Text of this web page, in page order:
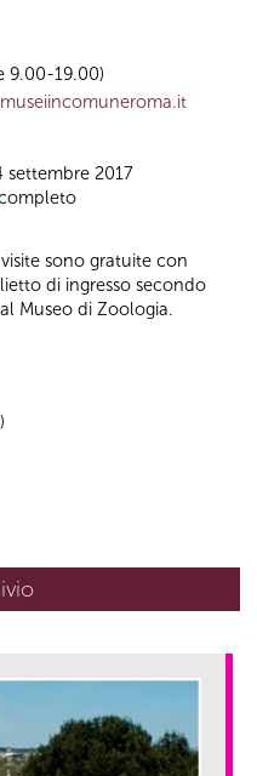
9.00-19.00)
settembre 2017
sono gratuite con
di ingresso secondo
Museo di Zoologia.